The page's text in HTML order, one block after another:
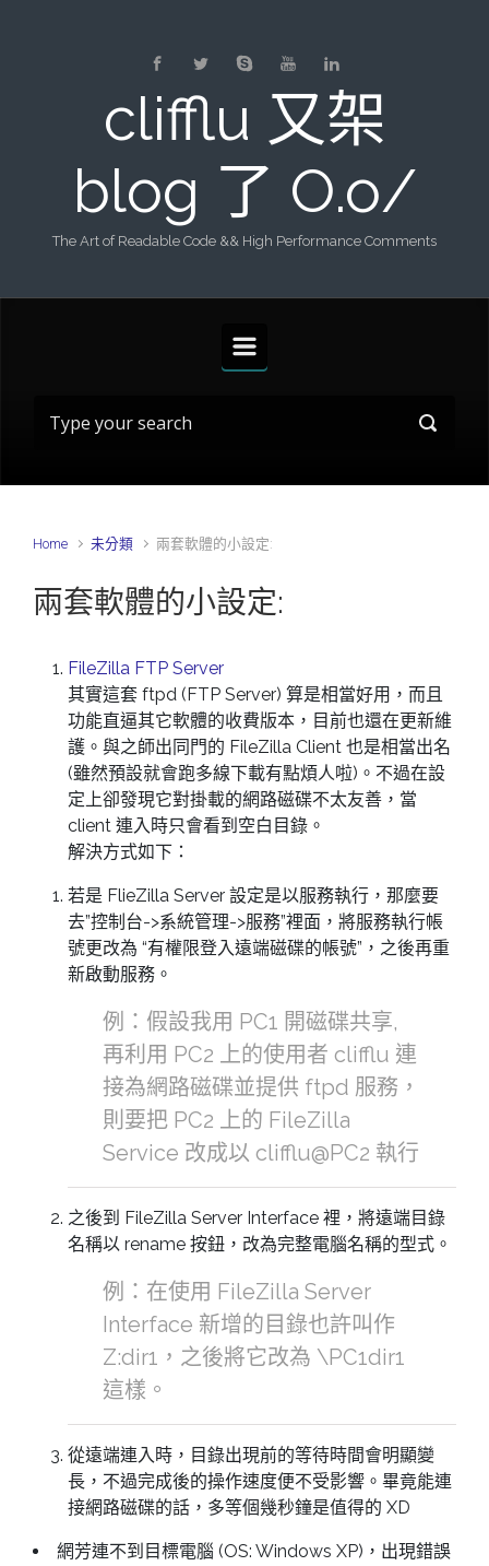
clifflu 又架
blog 了 O.o/
The Art of Readable Code && High Performance Comments
Home 未分類 兩套軟體的小設定:
兩套軟體的小設定:
FileZilla FTP Server
其實這套 ftpd (FTP Server) 算是相當好用，而且
功能直逼其它軟體的收費版本，目前也還在更新維
護。與之師出同門的 FileZilla Client 也是相當出名
(雖然預設就會跑多線下載有點煩人啦)。不過在設
定上卻發現它對掛載的網路磁碟不太友善，當
client 連入時只會看到空白目錄。
解決方式如下：
若是 FlieZilla Server 設定是以服務執行，那麼要
去”控制台->系統管理->服務”裡面，將服務執行帳
號更改為 “有權限登入遠端磁碟的帳號”，之後再重
新啟動服務。
例：假設我用 PC1 開磁碟共享,
再利用 PC2 上的使用者 clifflu 連
接為網路磁碟並提供 ftpd 服務，
則要把 PC2 上的 FileZilla
Service 改成以 clifflu@PC2 執行
之後到 FileZilla Server Interface 裡，將遠端目錄
名稱以 rename 按鈕，改為完整電腦名稱的型式。
例：在使用 FileZilla Server
Interface 新增的目錄也許叫作
Z:dir1，之後將它改為 \PC1dir1
這樣。
從遠端連入時，目錄出現前的等待時間會明顯變
長，不過完成後的操作速度便不受影響。畢竟能連
接網路磁碟的話，多等個幾秒鐘是值得的 XD
網芳連不到目標電腦 (OS: Windows XP)，出現錯誤